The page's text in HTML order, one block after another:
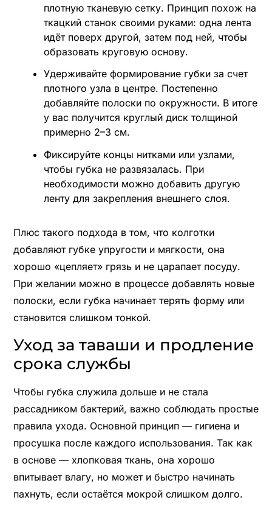
плотную тканевую сетку. Принцип похож на
ткацкий станок своими руками: одна лента
идёт поверх другой, затем под ней, чтобы
образовать круговую основу.
Удерживайте формирование губки за счет
плотного узла в центре. Постепенно
добавляйте полоски по окружности. В итоге
у вас получится круглый диск толщиной
примерно 2–3 см.
Фиксируйте концы нитками или узлами,
чтобы губка не развязалась. При
необходимости можно добавить другую
ленту для закрепления внешнего слоя.
Плюс такого подхода в том, что колготки
добавляют губке упругости и мягкости, она
хорошо «цепляет» грязь и не царапает посуду.
При желании можно в процессе добавлять новые
полоски, если губка начинает терять форму или
становится слишком тонкой.
Уход за таваши и продление
срока службы
Чтобы губка служила дольше и не стала
рассадником бактерий, важно соблюдать простые
правила ухода. Основной принцип — гигиена и
просушка после каждого использования. Так как
в основе — хлопковая ткань, она хорошо
впитывает влагу, но может и быстро начинать
пахнуть, если остаётся мокрой слишком долго.